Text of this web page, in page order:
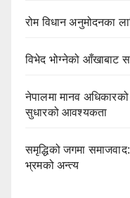
रोम विधान अनुमोदनका
विभेद भोग्नेको आँखाबाट
नेपालमा मानव
सुधारको आवश्यकता
समृद्धिको जगमा
भ्रमको अन्त्य